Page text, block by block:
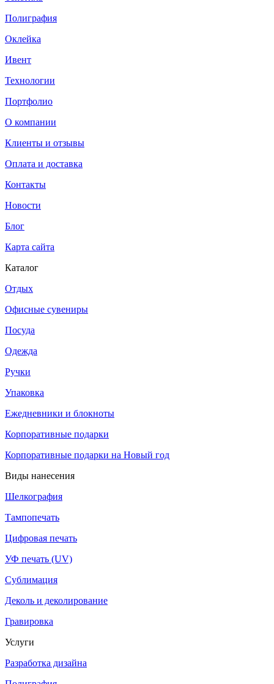
Полиграфия
Оклейка
Ивент
Технологии
Портфолио
О компании
Клиенты и отзывы
Оплата и доставка
Контакты
Новости
Блог
Карта сайта
Каталог
Отдых
Офисные сувениры
Посуда
Одежда
Ручки
Упаковка
Ежедневники и блокноты
Корпоративные подарки
Корпоративные подарки на Новый год
Виды нанесения
Шелкография
Тампопечать
Цифровая печать
УФ печать (UV)
Сублимация
Деколь и деколирование
Гравировка
Услуги
Разработка дизайна